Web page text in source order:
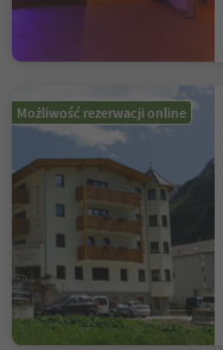
Możliwość rezerwacji online